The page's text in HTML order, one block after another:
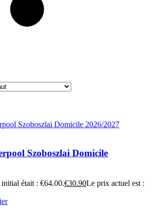
Szoboszlai Domicile
était : €64.00.€30.90Le prix actuel est :